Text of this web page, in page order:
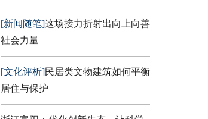
[新闻随笔]这场接力折射出向上向善
社会力量
[文化评析]民居类文物建筑如何平衡
居住与保护